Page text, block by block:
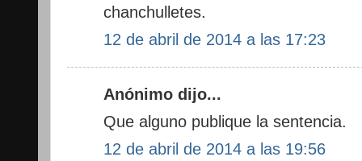
chanchulletes.
12 de abril de 2014 a las 17:23
Anónimo dijo...
Que alguno publique la sentencia.
12 de abril de 2014 a las 19:56